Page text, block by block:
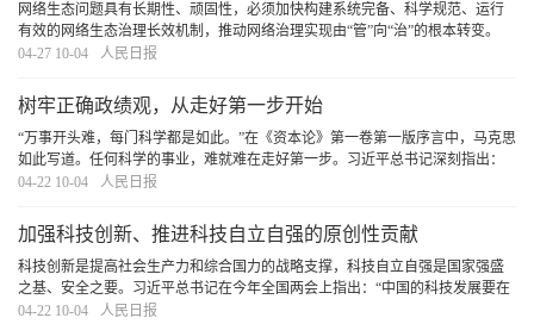
网络生态问题具有长期性、顽固性，必须加快构建系统完备、科学规范、运行
有效的网络生态治理长效机制，推动网络治理实现由“管”向“治”的根本转变。
[详细]
04-27 10-04 人民日报
树牢正确政绩观，从走好第一步开始
“万事开头难，每门科学都是如此。”在《资本论》第一卷第一版序言中，马克思
如此写道。任何科学的事业，难就难在走好第一步。习近平总书记深刻指出：
“第一步走错了就不行。如果抱着当官谋利的想法，那做的一切事情都不会对。”
04-22 10-04 人民日报
加强科技创新、推进科技自立自强的原创性贡献
科技创新是提高社会生产力和综合国力的战略支撑，科技自立自强是国家强盛
之基、安全之要。习近平总书记在今年全国两会上指出：“中国的科技发展要在
国际上开展合作的同时，坚持独立自主、自立自强，更好承担起我们的历史责
04-22 10-04 人民日报